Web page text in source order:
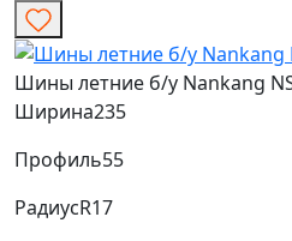
Шины летние б/у Nankang
Ширина235
Профиль55
РадиусR17